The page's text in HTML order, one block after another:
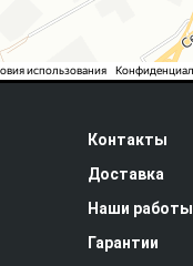
Контакты
Доставка
Наши работы
Гарантии